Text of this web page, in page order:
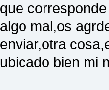
que
algo mal,os
enviar,otra
ubicado bien mi